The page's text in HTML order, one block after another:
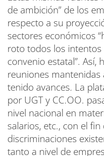
de ambición” de los
respecto a su
sectores económicos
roto todos los
convenio estatal”. Así,
reuniones mantenidas
tenido avances. La
por UGT y CC.OO.
nivel nacional en
salarios, etc., con el fin
discriminaciones
tanto a nivel de